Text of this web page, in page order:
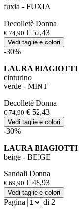
fuxia - FUXIA
Decolletè Donna
€ 74,90 € 52,43
Vedi taglie e colori
-30%
LAURA BIAGIOTTI
cinturino
verde - MINT
Decolletè Donna
€ 74,90 € 52,43
Vedi taglie e colori
-30%
LAURA BIAGIOTTI
beige - BEIGE
Sandali Donna
€ 69,90 € 48,93
Vedi taglie e colori
Pagina di 2